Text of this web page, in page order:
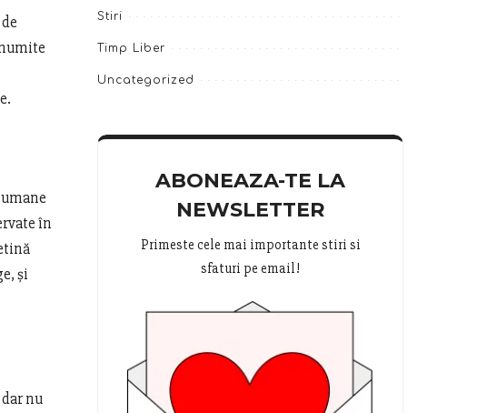
în
și
nu
Stiri
Timp Liber
Uncategorized
ABONEAZA-TE LA
NEWSLETTER
Primeste cele mai importante stiri si
sfaturi pe email!